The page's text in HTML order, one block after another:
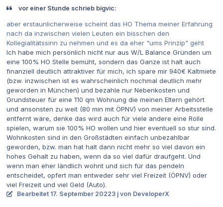
vor einer Stunde schrieb bigvic:
aber erstaunlicherweise scheint das HO Thema meiner Erfahrung
nach da inzwischen vielen Leuten ein bisschen den
Kollegialitätssinn zu nehmen und es da eher "ums Prinzip" geht
Ich habe mich persönlich nicht nur aus W/L Balance Gründen um
eine 100% HO Stelle bemüht, sondern das Ganze ist halt auch
finanziell deutlich attraktiver für mich, ich spare mir 940€ Kaltmiete
(bzw. inzwischen ist es wahrscheinlich nochmal deutlich mehr
geworden in München) und bezahle nur Nebenkosten und
Grundsteuer für eine 110 qm Wohnung die meinen Eltern gehört
und ansonsten zu weit (80 min mit ÖPNV) von meiner Arbeitsstelle
entfernt wäre, denke das wird auch für viele andere eine Rolle
spielen, warum sie 100% HO wollen und hier eventuell so stur sind.
Wohnkosten sind in den Großstädten einfach unbezahlbar
geworden, bzw. man hat halt dann nicht mehr so viel davon ein
hohes Gehalt zu haben, wenn da so viel dafür draufgeht. Und
wenn man eher ländlich wohnt und sich für das pendeln
entscheidet, opfert man entweder sehr viel Freizeit (ÖPNV) oder
viel Freizeit und viel Geld (Auto).
Bearbeitet 17. September 20223 j von DeveloperX